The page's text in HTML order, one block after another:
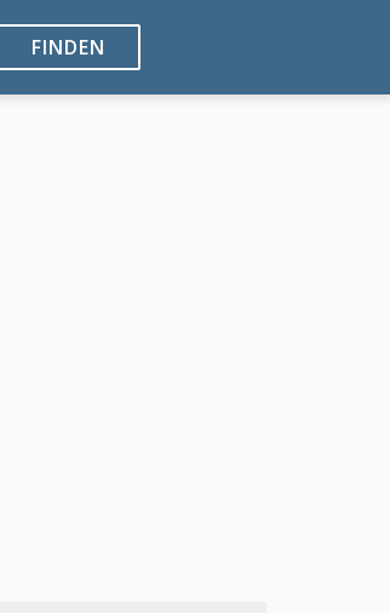
FINDEN